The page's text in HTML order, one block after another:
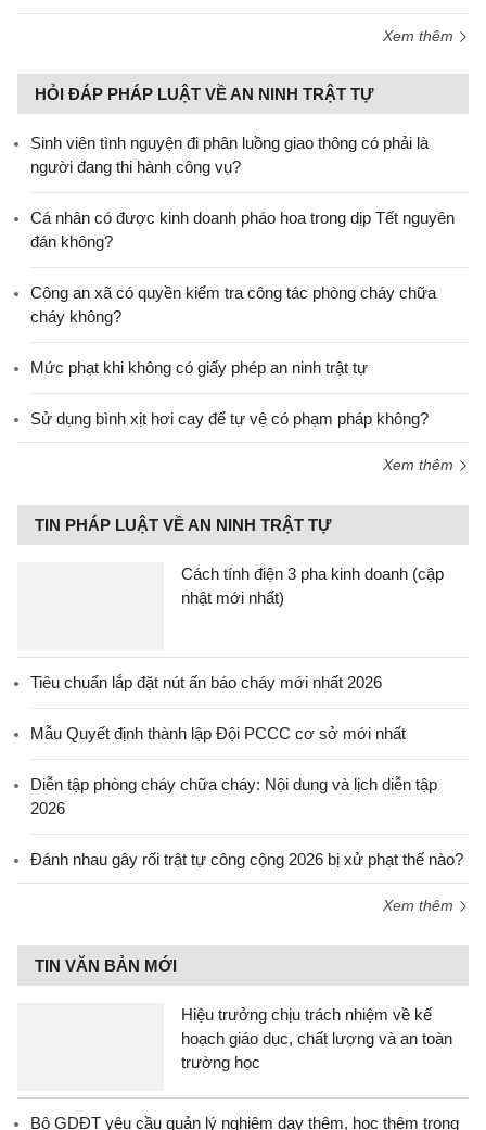
Xem thêm
HỎI ĐÁP PHÁP LUẬT VỀ AN NINH TRẬT TỰ
Sinh viên tình nguyện đi phân luồng giao thông có phải là
người đang thi hành công vụ?
Cá nhân có được kinh doanh pháo hoa trong dịp Tết nguyên
đán không?
Công an xã có quyền kiểm tra công tác phòng cháy chữa
cháy không?
Mức phạt khi không có giấy phép an ninh trật tự
Sử dụng bình xịt hơi cay để tự vệ có phạm pháp không?
Xem thêm
TIN PHÁP LUẬT VỀ AN NINH TRẬT TỰ
Cách tính điện 3 pha kinh doanh (cập
nhật mới nhất)
Tiêu chuẩn lắp đặt nút ấn báo cháy mới nhất 2026
Mẫu Quyết định thành lập Đội PCCC cơ sở mới nhất
Diễn tập phòng cháy chữa cháy: Nội dung và lịch diễn tập
2026
Đánh nhau gây rối trật tự công cộng 2026 bị xử phạt thế nào?
Xem thêm
TIN VĂN BẢN MỚI
Hiệu trưởng chịu trách nhiệm về kế
hoạch giáo dục, chất lượng và an toàn
trường học
Bộ GDĐT yêu cầu quản lý nghiêm dạy thêm, học thêm trong